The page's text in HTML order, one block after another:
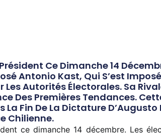
Ce Dimanche 14
Antonio Kast, Qui S’est
Les Autorités Électorales. Sa
Des Premières Tendances.
La Fin De La Dictature
Chilienne.
ce dimanche 14 décembre. Les